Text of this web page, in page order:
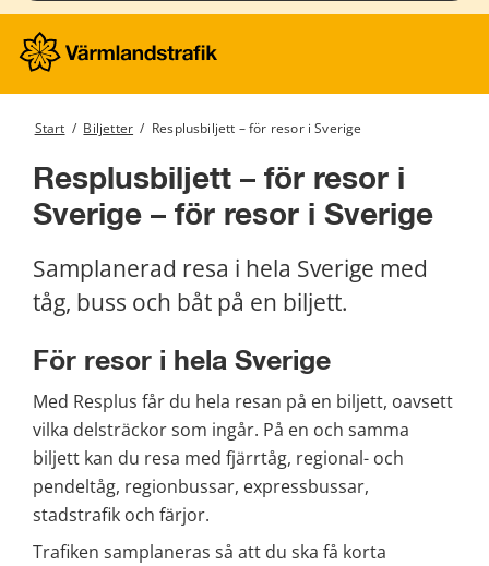
Start / Biljetter / Resplusbiljett – för resor i Sverige
Resplusbiljett – för resor i
Sverige – för resor i Sverige
Samplanerad resa i hela Sverige med
tåg, buss och båt på en biljett.
För resor i hela Sverige
Med Resplus får du hela resan på en biljett, oavsett
vilka delsträckor som ingår. På en och samma
biljett kan du resa med fjärrtåg, regional- och
pendeltåg, regionbussar, expressbussar,
stadstrafik och färjor.
Trafiken samplaneras så att du ska få korta